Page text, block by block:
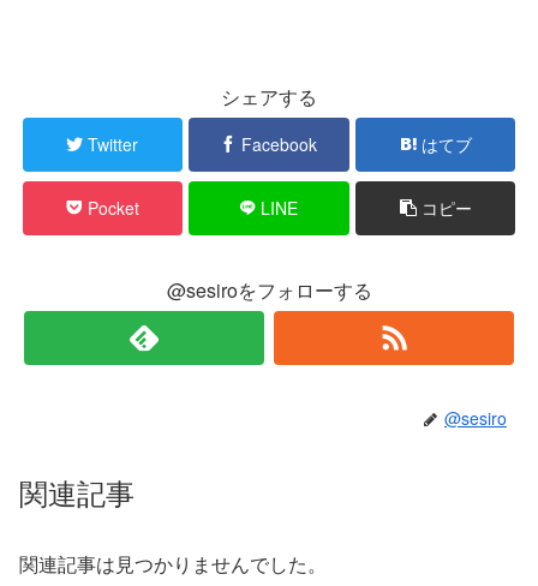
シェアする
Twitter Facebook はてブ
Pocket LINE コピー
@sesiroをフォローする
@sesiro
関連記事
関連記事は見つかりませんでした。